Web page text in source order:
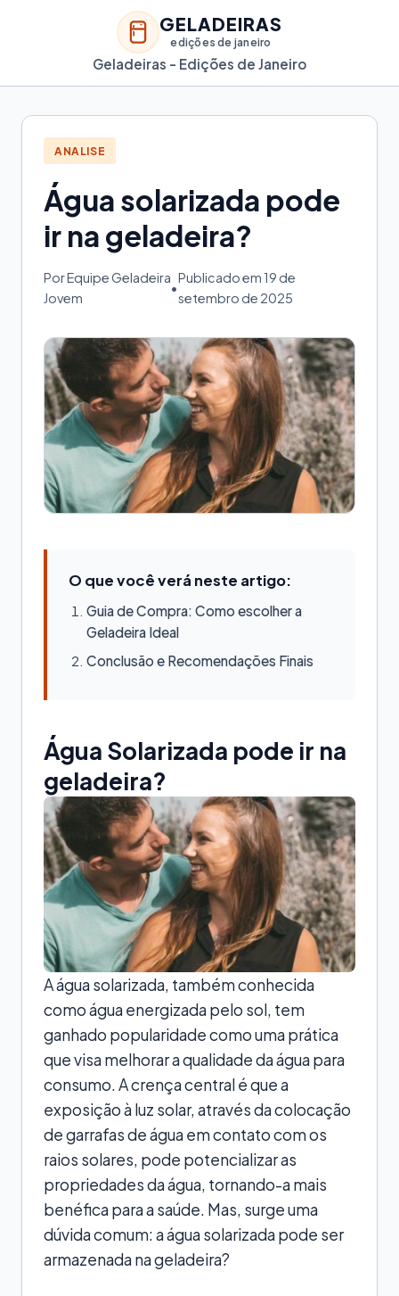
GELADEIRAS
edições de janeiro
Geladeiras - Edições de Janeiro
ANALISE
Água solarizada pode
ir na geladeira?
Por Equipe Geladeira
Jovem
•
Publicado em 19 de
setembro de 2025
O que você verá neste artigo:
Guia de Compra: Como escolher a
Geladeira Ideal
Conclusão e Recomendações Finais
Água Solarizada pode ir na
geladeira?
A água solarizada, também conhecida
como água energizada pelo sol, tem
ganhado popularidade como uma prática
que visa melhorar a qualidade da água para
consumo. A crença central é que a
exposição à luz solar, através da colocação
de garrafas de água em contato com os
raios solares, pode potencializar as
propriedades da água, tornando-a mais
benéfica para a saúde. Mas, surge uma
dúvida comum: a água solarizada pode ser
armazenada na geladeira?